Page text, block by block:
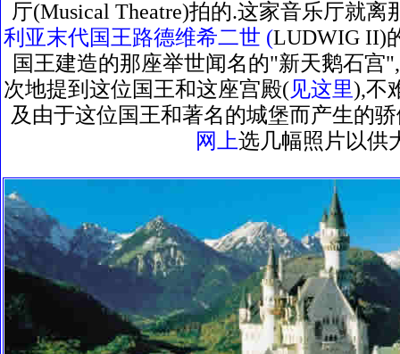
厅(Musical Theatre)拍的.这家音乐厅就
利亚末代国王路德维希二世 (LUDWIG II)
国王建造的那座举世闻名的"新天鹅石宫
次地提到这位国王和这座宫殿(见这里),不
及由于这位国王和著名的城堡而产生的
网上选几幅照片以供